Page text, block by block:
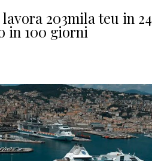
203mila teu in 24
in 100 giorni